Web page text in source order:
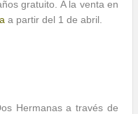
gratuito. A la venta en
a partir del 1 de abril.
Hermanas a través de